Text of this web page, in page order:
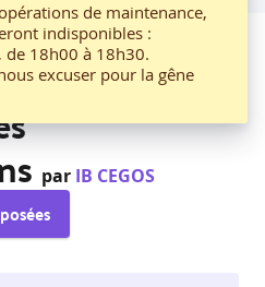
de maintenance,
indisponibles :
18h00 à 18h30.
excuser pour la gêne
la
par IB CEGOS